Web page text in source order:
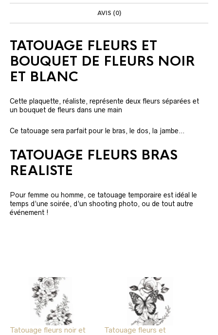
AVIS (0)
TATOUAGE FLEURS ET
BOUQUET DE FLEURS NOIR
ET BLANC
Cette plaquette, réaliste, représente deux fleurs séparées et
un bouquet de fleurs dans une main
Ce tatouage sera parfait pour le bras, le dos, la jambe…
TATOUAGE FLEURS BRAS
REALISTE
Pour femme ou homme, ce tatouage temporaire est idéal le
temps d’une soirée, d’un shooting photo, ou de tout autre
événement !
Tatouage fleurs noir et
Tatouage fleurs et